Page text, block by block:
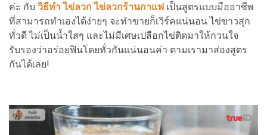
ค่ะ กับ วิธีทำ ไข่ลวก ไข่ลวกร้านกาแฟ เป็นสูตรแบบมืออาชีพ
ที่สามารถทำเองได้ง่ายๆ จะทำขายก็เวิร์คแน่นอน ไข่ขาวสุก
ทั่วดี ไม่เป็นน้ำใสๆ และไม่มีเศษเปลือกไข่ติดมาให้กวนใจ
รับรองว่าอร่อยฟินโดยทั่วกันแน่นอนค่า ตามเรามาส่องสูตร
กันได้เลย!